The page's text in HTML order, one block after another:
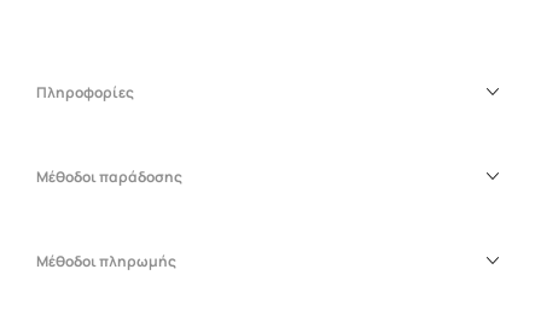
Πληροφορίες
Μέθοδοι παράδοσης
Μέθοδοι πληρωμής